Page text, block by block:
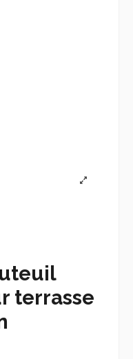
terrasse